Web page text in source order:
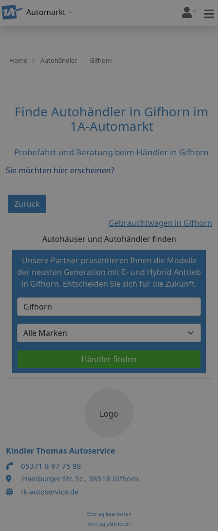
Automarkt
Home Autohändler Gifhorn
Finde Autohändler in Gifhorn im
1A-Automarkt
Probefahrt und Beratung beim Händler in Gifhorn
Sie möchten hier erscheinen?
Zurück
Gebrauchtwagen in Gifhorn
Autohäuser und Autohändler finden
Unsere Partner präsentieren Ihnen die Modelle
der neusten Generation mit E- und Hybrid Antrieb
in Gifhorn. Entscheiden Sie sich für die Zukunft.
Händler finden
Logo
Kindler Thomas Autoservice
05371 8 97 75 88
Hamburger Str. 3c , 38518 Gifhorn
tk-autoservice.de
Eintrag bearbeiten
Eintrag aktivieren